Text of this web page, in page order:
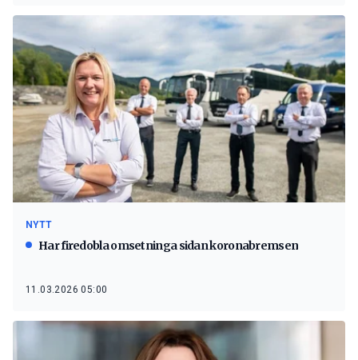
NYTT
Har firedobla omsetninga sidan koronabremsen
11.03.2026 05:00